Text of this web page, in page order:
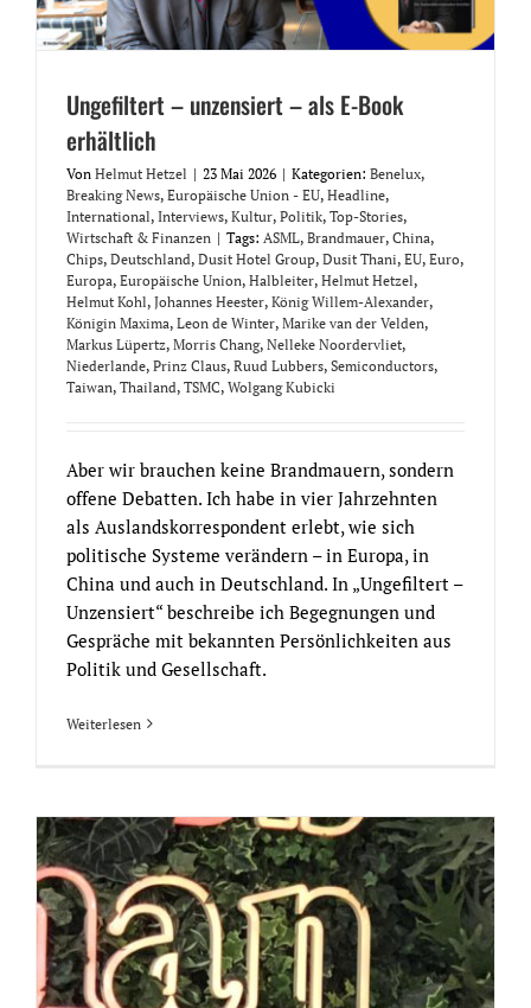
Ungefiltert – unzensiert – als E-Book
erhältlich
Von Helmut Hetzel | 23 Mai 2026 | Kategorien: Benelux,
Breaking News, Europäische Union - EU, Headline,
International, Interviews, Kultur, Politik, Top-Stories,
Wirtschaft & Finanzen | Tags: ASML, Brandmauer, China,
Chips, Deutschland, Dusit Hotel Group, Dusit Thani, EU, Euro,
Europa, Europäische Union, Halbleiter, Helmut Hetzel,
Helmut Kohl, Johannes Heester, König Willem-Alexander,
Königin Maxima, Leon de Winter, Marike van der Velden,
Markus Lüpertz, Morris Chang, Nelleke Noordervliet,
Niederlande, Prinz Claus, Ruud Lubbers, Semiconductors,
Taiwan, Thailand, TSMC, Wolgang Kubicki
Aber wir brauchen keine Brandmauern, sondern
offene Debatten. Ich habe in vier Jahrzehnten
als Auslandskorrespondent erlebt, wie sich
politische Systeme verändern – in Europa, in
China und auch in Deutschland. In „Ungefiltert –
Unzensiert“ beschreibe ich Begegnungen und
Gespräche mit bekannten Persönlichkeiten aus
Politik und Gesellschaft.
Weiterlesen